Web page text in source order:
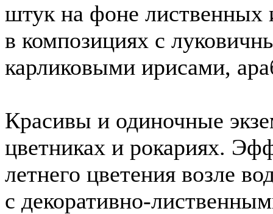
штук на фоне лиственных
в композициях с
карликовыми ирисами,
Красивы и одиночные
цветниках и рокариях.
летнего цветения возле
с декоративно-